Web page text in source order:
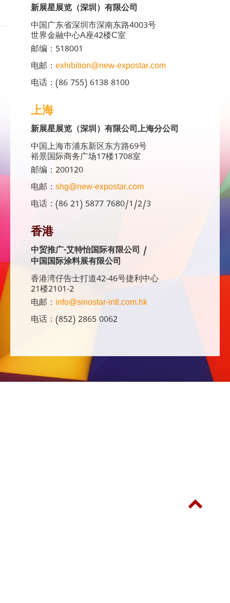
新展星展览（深圳）有限公司
中国广东省深圳市深南东路4003号
世界金融中心A座42楼C室
邮编：518001
电邮： exhibition@new-expostar.com
电话：(86 755) 6138 8100
上海
新展星展览（深圳）有限公司上海分公司
中国上海市浦东新区东方路69号
裕景国际商务广场17楼1708室
邮编：200120
电邮： shg@new-expostar.com
电话：(86 21) 5877 7680/1/2/3
香港
中贸推广-艾特怡国际有限公司 /
中国国际涂料展有限公司
香港湾仔告士打道42-46号捷利中心
21楼2101-2
电邮： info@sinostar-intl.com.hk
电话：(852) 2865 0062